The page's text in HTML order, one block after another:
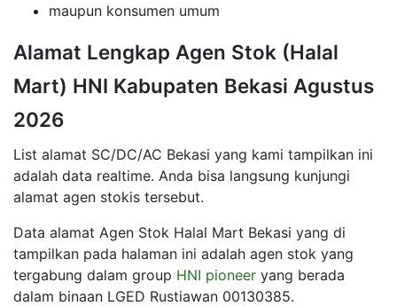
maupun konsumen umum
Alamat Lengkap Agen Stok (Halal
Mart) HNI Kabupaten Bekasi Agustus
2026
List alamat SC/DC/AC Bekasi yang kami tampilkan ini
adalah data realtime. Anda bisa langsung kunjungi
alamat agen stokis tersebut.
Data alamat Agen Stok Halal Mart Bekasi yang di
tampilkan pada halaman ini adalah agen stok yang
tergabung dalam group HNI pioneer yang berada
dalam binaan LGED Rustiawan 00130385.